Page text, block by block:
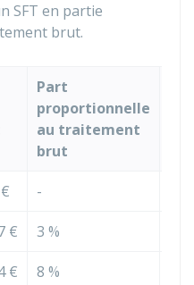
SFT en partie
brut.
Part
proportionnelle
au traitement
brut
-
€ 3 %
€ 8 %